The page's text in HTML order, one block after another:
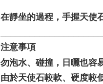
在靜坐的過程，手握天使
注意事項
勿泡水、碰撞，日曬也容
由於天使石較軟、硬度較